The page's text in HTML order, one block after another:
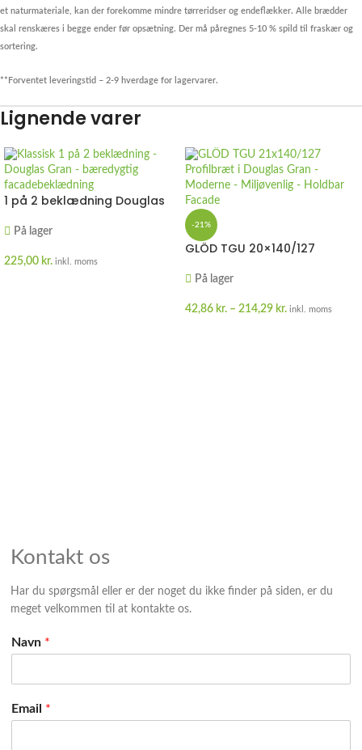
et naturmateriale, kan der forekomme mindre tørreridser og endeflækker. Alle brædder
skal renskæres i begge ender før opsætning. Der må påregnes 5-10 % spild til fraskær og
sortering.
**Forventet leveringstid – 2-9 hverdage for lagervarer.
Lignende varer
1 på 2 beklædning Douglas
På lager
225,00 kr. inkl. moms
-21%
GLÖD TGU 20×140/127
På lager
42,86 kr. – 214,29 kr. inkl. moms
Kontakt os
Har du spørgsmål eller er der noget du ikke finder på siden, er du
meget velkommen til at kontakte os.
Navn *
Email *